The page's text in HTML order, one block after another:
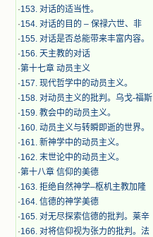
·153. 对话的适当性。
·154. 对话的目的 – 保禄六世、非
·155. 对话是否总能带来丰富内容。
·156. 天主教的对话
·第十七章 动员主义
·157. 现代哲学中的动员主义。
·158. 对动员主义的批判。乌戈-福斯
·159. 教会中的动员主义。
·160. 动员主义与转瞬即逝的世界。
·161. 新神学中的动员主义。
·162. 末世论中的动员主义。
·第十八章 信仰的美德
·163. 拒绝自然神学–枢机主教加隆
·164. 信德的神学美德
·165. 对无尽探索信德的批判。莱辛
·166. 对将信仰视为张力的批判。法